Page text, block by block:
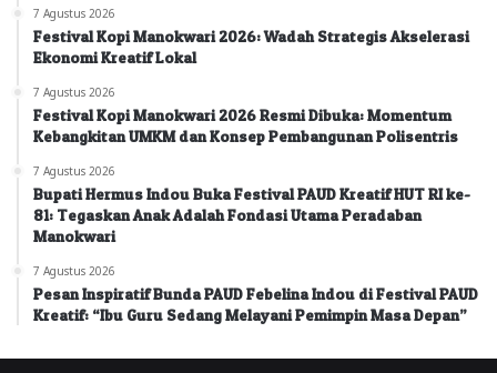
7 Agustus 2026
Festival Kopi Manokwari 2026: Wadah Strategis Akselerasi
Ekonomi Kreatif Lokal
7 Agustus 2026
Festival Kopi Manokwari 2026 Resmi Dibuka: Momentum
Kebangkitan UMKM dan Konsep Pembangunan Polisentris
7 Agustus 2026
Bupati Hermus Indou Buka Festival PAUD Kreatif HUT RI ke-
81: Tegaskan Anak Adalah Fondasi Utama Peradaban
Manokwari
7 Agustus 2026
Pesan Inspiratif Bunda PAUD Febelina Indou di Festival PAUD
Kreatif: “Ibu Guru Sedang Melayani Pemimpin Masa Depan”